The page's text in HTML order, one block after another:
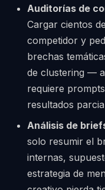
Auditorías de
Cargar cientos
competidor y
brechas
de clustering —
requiere
resultados
Análisis de
solo resumir el
internas,
estrategia de